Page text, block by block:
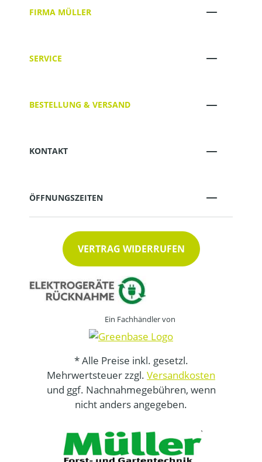
FIRMA MÜLLER
SERVICE
BESTELLUNG & VERSAND
KONTAKT
ÖFFNUNGSZEITEN
VERTRAG WIDERRUFEN
Ein Fachhändler von
* Alle Preise inkl. gesetzl.
Mehrwertsteuer zzgl. Versandkosten
und ggf. Nachnahmegebühren, wenn
nicht anders angegeben.